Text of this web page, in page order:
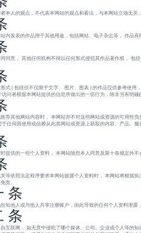
本人的观点，不代表本网站的观点和看法，与本网站立场无关
内发表的作品用于其他用途，包括网站、电子杂志等， 作品
同意， 其他任何机构不得以任何形式侵犯其作品著作权， 包
式 ( 包括但不仅限于文字、 图片、图表 ) 的作品仅供参考使
访问者根据本网站提供的信息所做出的一切行为，除非另有明
荐其他网站内容时， 本网站并不对这些网站或资源的可用性
任何因使用或信赖从此类网站或资源上获取的内容、产品、
提供的一些个人资料， 本网站除您本人同意及第十条规定外
等依照法定程序要求本网站披露个人资料时， 本网站将根据
责。
条
知他人或与他人共享注册账户，由此导致的任何个人资料泄露
条
互联网， 如无意中侵犯了哪个媒体、公司、企业或个人等的